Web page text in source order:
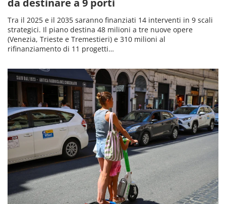
Tra il 2025 e il 2035 saranno finanziati 14 interventi in 9 scali
strategici. Il piano destina 48 milioni a tre nuove opere
(Venezia, Trieste e Tremestieri) e 310 milioni al
rifinanziamento di 11 progetti…